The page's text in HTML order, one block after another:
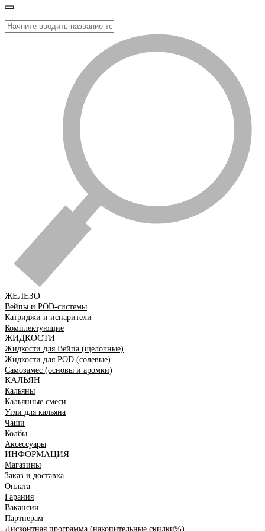
ЖЕЛЕЗО
Вейпы и POD-системы
Катриджи и испарители
Комплектующие
ЖИДКОСТИ
Жидкости для Вейпа (щелочные)
Жидкости для POD (солевые)
Самозамес (основы и аромки)
КАЛЬЯН
Кальяны
Кальянные смеси
Угли для кальяна
Чаши
Колбы
Аксессуары
ИНФОРМАЦИЯ
Магазины
Заказ и доставка
Оплата
Гарания
Вакансии
Партнерам
Дисконтная программа (накопительные скидки%)